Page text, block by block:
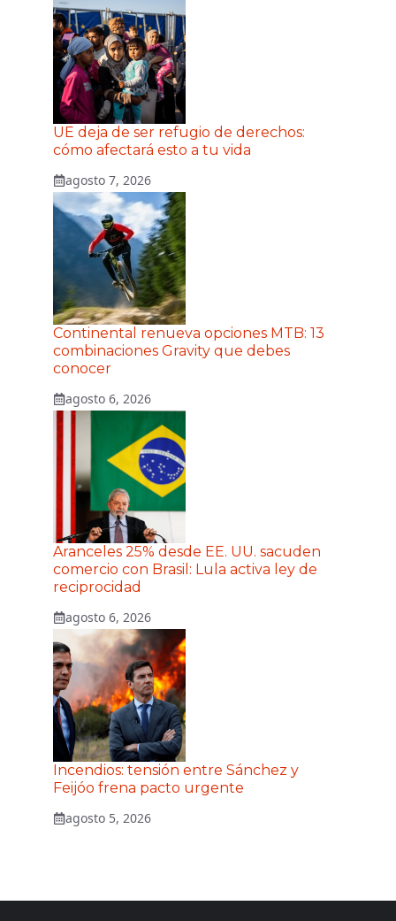
UE deja de ser refugio de derechos:
cómo afectará esto a tu vida
agosto 7, 2026
Continental renueva opciones MTB: 13
combinaciones Gravity que debes
conocer
agosto 6, 2026
Aranceles 25% desde EE. UU. sacuden
comercio con Brasil: Lula activa ley de
reciprocidad
agosto 6, 2026
Incendios: tensión entre Sánchez y
Feijóo frena pacto urgente
agosto 5, 2026